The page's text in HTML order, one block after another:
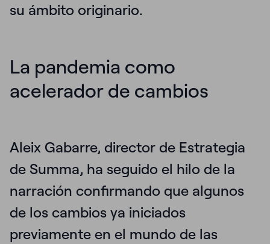
su ámbito originario.
La pandemia como
acelerador de cambios
Aleix Gabarre, director de Estrategia
de Summa, ha seguido el hilo de la
narración confirmando que algunos
de los cambios ya iniciados
previamente en el mundo de las